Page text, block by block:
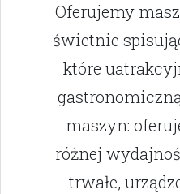
Oferujemy
świetnie
które
maszyn:
różnej
trwałe,